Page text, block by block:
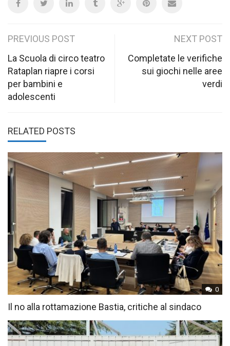
Post
navigation
PREVIOUS POST
La Scuola di circo teatro
Rataplan riapre i corsi
per bambini e
adolescenti
NEXT POST
Completate le verifiche
sui giochi nelle aree
verdi
RELATED POSTS
0
Il no alla rottamazione Bastia, critiche al sindaco